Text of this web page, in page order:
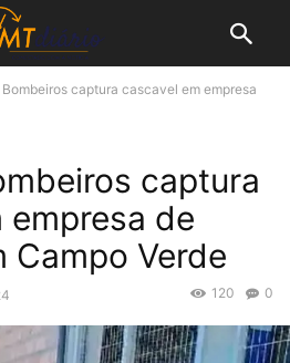
captura cascavel em empresa
captura
empresa de
Campo Verde
0
120